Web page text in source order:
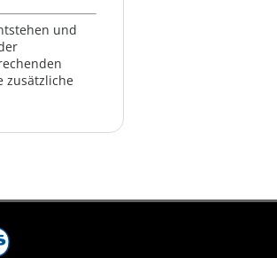
und
zusätzliche